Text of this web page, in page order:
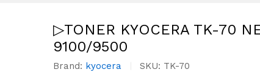
▷TONER KYOCERA TK-70
9100/9500
Brand: kyocera SKU: TK-70